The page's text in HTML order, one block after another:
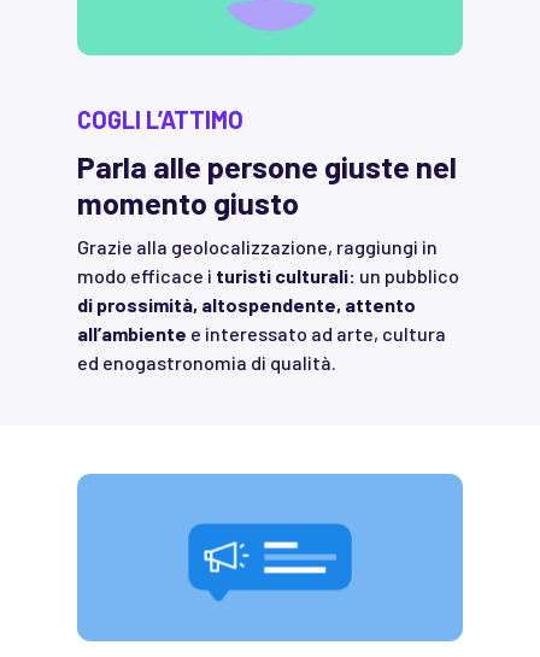
COGLI L’ATTIMO
Parla alle persone giuste nel
momento giusto
Grazie alla geolocalizzazione, raggiungi in
modo efficace i turisti culturali: un pubblico
di prossimità, altospendente, attento
all’ambiente e interessato ad arte, cultura
ed enogastronomia di qualità.